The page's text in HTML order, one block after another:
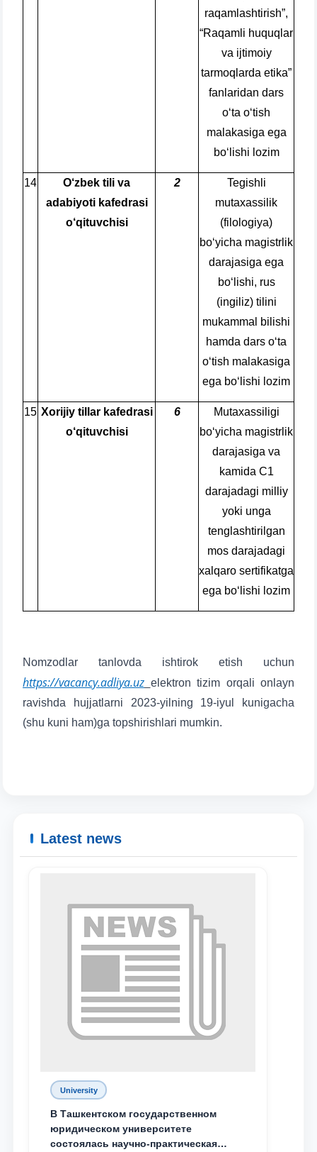
raqamlashtirish”,
“Raqamli huquqlar
va ijtimoiy
tarmoqlarda etika”
fanlaridan dars
o‘ta o‘tish
malakasiga ega
bo‘lishi lozim
14
O‘zbek tili va
adabiyoti kafedrasi
o‘qituvchisi
2
Tegishli
mutaxassilik
(filologiya)
bo‘yicha magistrlik
darajasiga ega
bo‘lishi, rus
(ingiliz) tilini
mukammal bilishi
hamda dars o‘ta
o‘tish malakasiga
ega bo‘lishi lozim
15 Xorijiy tillar kafedrasi
o‘qituvchisi
6
Mutaxassiligi
bo‘yicha magistrlik
darajasiga va
kamida C1
darajadagi milliy
yoki unga
tenglashtirilgan
mos darajadagi
xalqaro sertifikatga
ega bo‘lishi lozim
Nomzodlar tanlovda ishtirok etish uchun
https://vacancy.adliya.uz elektron tizim orqali onlayn
ravishda hujjatlarni 2023-yilning 19-iyul kunigacha
(shu kuni ham)ga topshirishlari mumkin.
Latest news
University
В Ташкентском государственном
юридическом университете
состоялась научно-практическая